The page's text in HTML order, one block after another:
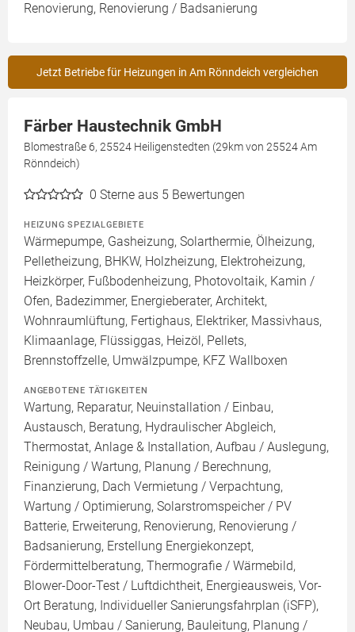
Renovierung, Renovierung / Badsanierung
Jetzt Betriebe für Heizungen in Am Rönndeich vergleichen
Färber Haustechnik GmbH
Blomestraße 6, 25524 Heiligenstedten (29km von 25524 Am
Rönndeich)
0 Sterne aus 5 Bewertungen
HEIZUNG SPEZIALGEBIETE
Wärmepumpe, Gasheizung, Solarthermie, Ölheizung,
Pelletheizung, BHKW, Holzheizung, Elektroheizung,
Heizkörper, Fußbodenheizung, Photovoltaik, Kamin /
Ofen, Badezimmer, Energieberater, Architekt,
Wohnraumlüftung, Fertighaus, Elektriker, Massivhaus,
Klimaanlage, Flüssiggas, Heizöl, Pellets,
Brennstoffzelle, Umwälzpumpe, KFZ Wallboxen
ANGEBOTENE TÄTIGKEITEN
Wartung, Reparatur, Neuinstallation / Einbau,
Austausch, Beratung, Hydraulischer Abgleich,
Thermostat, Anlage & Installation, Aufbau / Auslegung,
Reinigung / Wartung, Planung / Berechnung,
Finanzierung, Dach Vermietung / Verpachtung,
Wartung / Optimierung, Solarstromspeicher / PV
Batterie, Erweiterung, Renovierung, Renovierung /
Badsanierung, Erstellung Energiekonzept,
Fördermittelberatung, Thermografie / Wärmebild,
Blower-Door-Test / Luftdichtheit, Energieausweis, Vor-
Ort Beratung, Individueller Sanierungsfahrplan (iSFP),
Neubau, Umbau / Sanierung, Bauleitung, Planung /